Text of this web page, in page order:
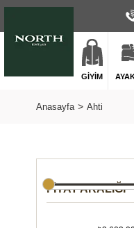
GİYİM
Anasayfa Ahti
FIYAT ARALIĞI